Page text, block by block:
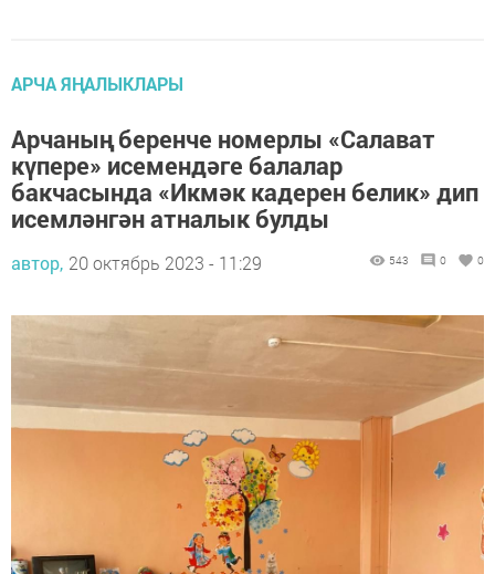
АРЧА ЯҢАЛЫКЛАРЫ
Арчаның беренче номерлы «Салават
күпере» исемендәге балалар
бакчасында «Икмәк кадерен белик» дип
исемләнгән атналык булды
автор, 20 октябрь 2023 - 11:29 543 0 0